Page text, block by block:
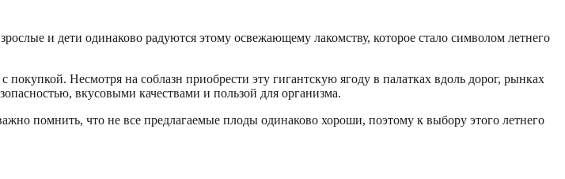
и дети одинаково радуются этому освежающему лакомству, которое стало символом летнего
Несмотря на соблазн приобрести эту гигантскую ягоду в палатках вдоль дорог, рынках
вкусовыми качествами и пользой для организма.
помнить, что не все предлагаемые плоды одинаково хороши, поэтому к выбору этого летнего